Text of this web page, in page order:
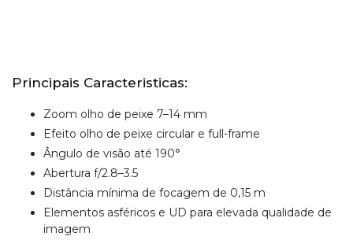
Principais Caracteristicas:
Zoom olho de peixe 7–14 mm
Efeito olho de peixe circular e full-frame
Ângulo de visão até 190°
Abertura f/2.8–3.5
Distância mínima de focagem de 0,15 m
Elementos asféricos e UD para elevada qualidade de
imagem